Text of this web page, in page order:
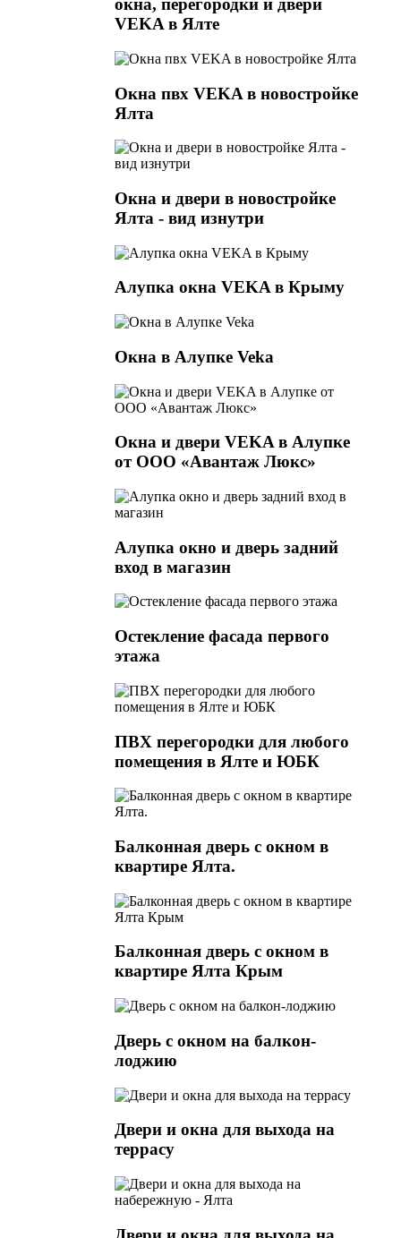
окна, перегородки и двери
VEKA в Ялте
Окна пвх VEKA в новостройке
Ялта
Окна и двери в новостройке
Ялта - вид изнутри
Алупка окна VEKA в Крыму
Окна в Алупке Veka
Окна и двери VEKA в Алупке
от ООО «Авантаж Люкс»
Алупка окно и дверь задний
вход в магазин
Остекление фасада первого
этажа
ПВХ перегородки для любого
помещения в Ялте и ЮБК
Балконная дверь с окном в
квартире Ялта.
Балконная дверь с окном в
квартире Ялта Крым
Дверь с окном на балкон-
лоджию
Двери и окна для выхода на
террасу